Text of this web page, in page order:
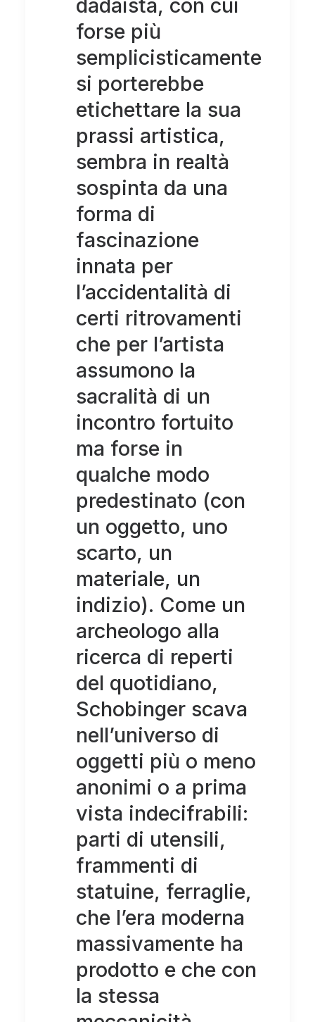
dadaista, con cui
forse più
semplicisticamente
si porterebbe
etichettare la sua
prassi artistica,
sembra in realtà
sospinta da una
forma di
fascinazione
innata per
l’accidentalità di
certi ritrovamenti
che per l’artista
assumono la
sacralità di un
incontro fortuito
ma forse in
qualche modo
predestinato (con
un oggetto, uno
scarto, un
materiale, un
indizio). Come un
archeologo alla
ricerca di reperti
del quotidiano,
Schobinger scava
nell’universo di
oggetti più o meno
anonimi o a prima
vista indecifrabili:
parti di utensili,
frammenti di
statuine, ferraglie,
che l’era moderna
massivamente ha
prodotto e che con
la stessa